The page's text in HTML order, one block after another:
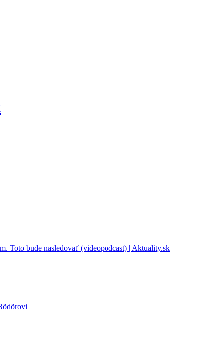
Toto bude nasledovať (videopodcast) | Aktuality.sk